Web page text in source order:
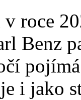
v roce
Benz
i jako